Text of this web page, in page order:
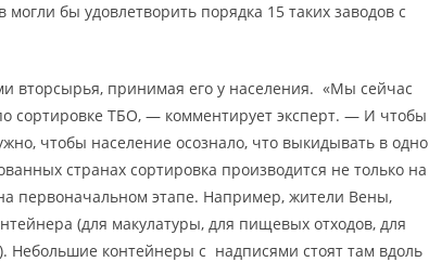
бы удовлетворить порядка 15 таких заводов с
вторсырья, принимая его у населения. «Мы сейчас
сортировке ТБО, — комментирует эксперт. — И чтобы
чтобы население осознало, что выкидывать в одно
странах сортировка производится не только на
первоначальном этапе. Например, жители Вены,
(для макулатуры, для пищевых отходов, для
Небольшие контейнеры с надписями стоят там вдоль